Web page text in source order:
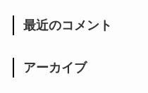
最近のコメント
アーカイブ